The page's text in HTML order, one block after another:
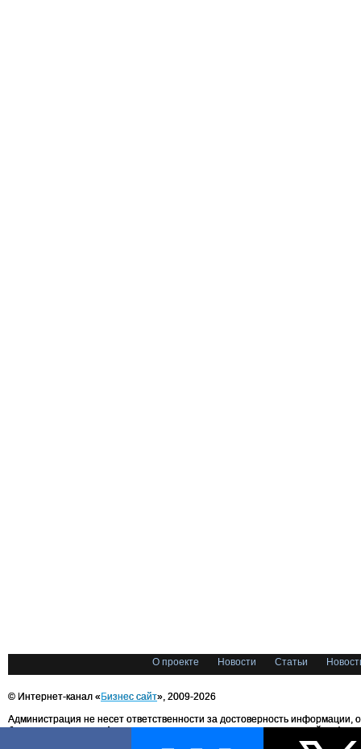
О проекте Новости Статьи
© Интернет-канал «Бизнес сайт», 2009-2026
Администрация не несет ответственности за достоверность информации,
блоггерами портала. Администрация не предоставляет справочной